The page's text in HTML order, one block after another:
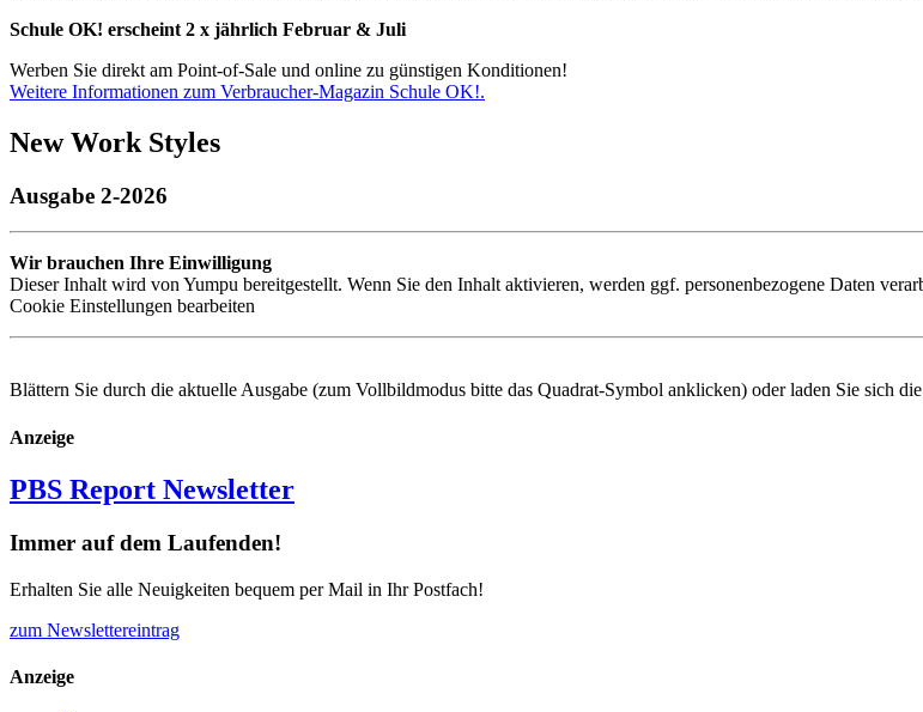
Schule OK! erscheint 2 x jährlich Februar & Juli
Werben Sie direkt am Point-of-Sale und online zu günstigen Konditionen!
Weitere Informationen zum Verbraucher-Magazin Schule OK!.
New Work Styles
Ausgabe 2-2026
Wir brauchen Ihre Einwilligung
Dieser Inhalt wird von Yumpu bereitgestellt. Wenn Sie den Inhalt aktivieren, werden ggf. personenbezogene Daten
Cookie Einstellungen bearbeiten
Blättern Sie durch die aktuelle Ausgabe (zum Vollbildmodus bitte das Quadrat-Symbol anklicken) oder laden Sie sich
Anzeige
PBS Report Newsletter
Immer auf dem Laufenden!
Erhalten Sie alle Neuigkeiten bequem per Mail in Ihr Postfach!
zum Newslettereintrag
Anzeige